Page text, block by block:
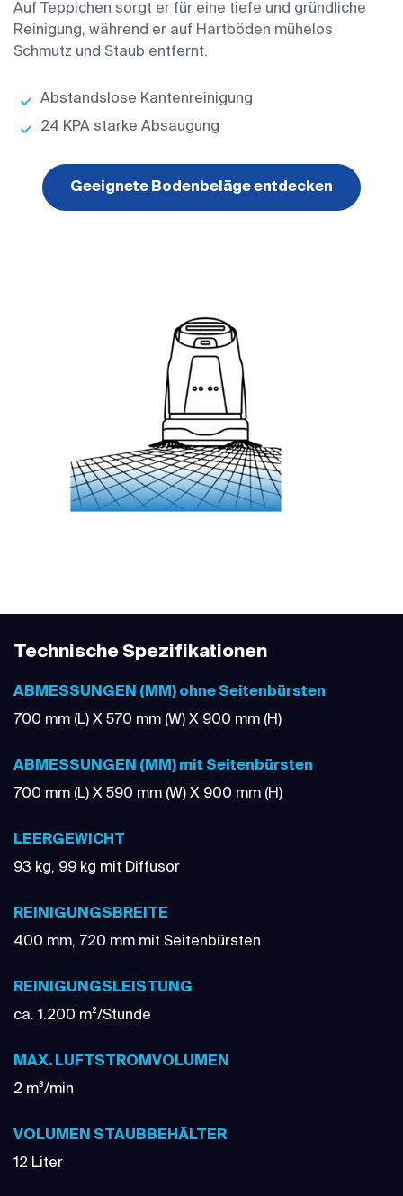
Auf Teppichen sorgt er für eine tiefe und gründliche
Reinigung, während er auf Hartböden mühelos
Schmutz und Staub entfernt.
Abstandslose Kantenreinigung
24 KPA starke Absaugung
Geeignete Bodenbeläge entdecken
Technische Spezifikationen
ABMESSUNGEN (MM) ohne Seitenbürsten
700 mm (L) X 570 mm (W) X 900 mm (H)
ABMESSUNGEN (MM) mit Seitenbürsten
700 mm (L) X 590 mm (W) X 900 mm (H)
LEERGEWICHT
93 kg, 99 kg mit Diffusor
REINIGUNGSBREITE
400 mm, 720 mm mit Seitenbürsten
REINIGUNGSLEISTUNG
ca. 1.200 m²/Stunde
MAX. LUFTSTROMVOLUMEN
2 m³/min
VOLUMEN STAUBBEHÄLTER
12 Liter